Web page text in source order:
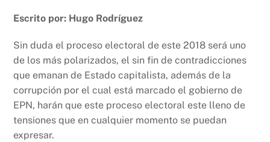
c
e
b
o
o
k
at
s
A
p
p
nt p
y
Li
n
k
Escrito por: Hugo Rodríguez
Sin duda el proceso electoral de este 2018 será uno
de los más polarizados, el sin fin de contradicciones
que emanan de Estado capitalista, además de la
corrupción por el cual está marcado el gobierno de
EPN, harán que este proceso electoral este lleno de
tensiones que en cualquier momento se puedan
expresar.